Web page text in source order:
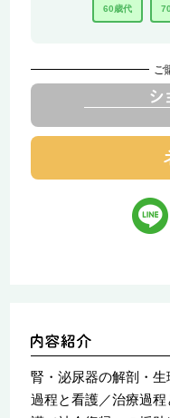
60歳代
ご
腎・泌尿器の解剖・
過程と看護／治療過